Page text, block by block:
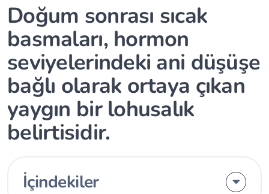
Doğum sonrası sıcak
basmaları, hormon
seviyelerindeki ani düşüşe
bağlı olarak ortaya çıkan
yaygın bir lohusalık
belirtisidir.
İçindekiler